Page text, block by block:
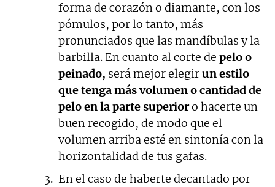
forma de corazón o diamante, con los
pómulos, por lo tanto, más
pronunciados que las mandíbulas y la
barbilla. En cuanto al corte de pelo o
peinado, será mejor elegirun estilo
que tenga más volumen o cantidad de
pelo en la parte superioro hacerte un
buen recogido, de modo que el
volumen arriba esté en sintonía con la
horizontalidad de tus gafas.
En el caso de haberte decantado por